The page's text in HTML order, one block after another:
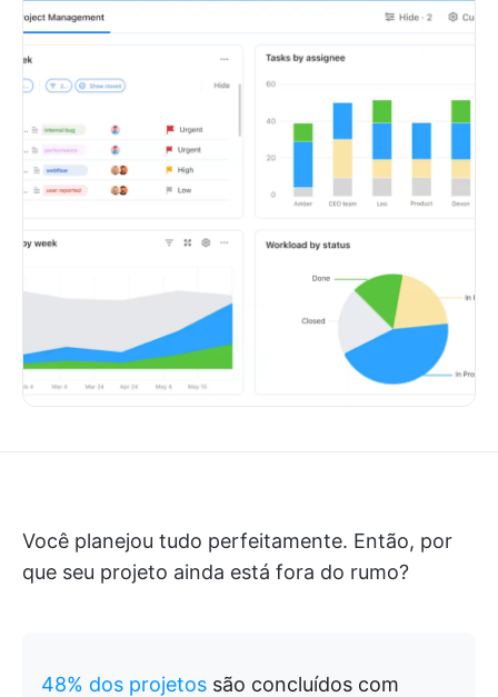
Você planejou tudo perfeitamente. Então, por
que seu projeto ainda está fora do rumo?
48% dos projetos são concluídos com